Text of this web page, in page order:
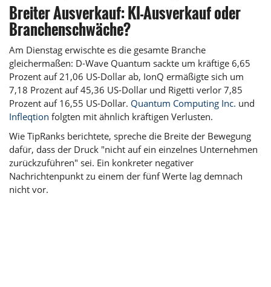
Breiter Ausverkauf: KI-Ausverkauf oder
Branchenschwäche?
Am Dienstag erwischte es die gesamte Branche
gleichermaßen: D-Wave Quantum sackte um kräftige 6,65
Prozent auf 21,06 US-Dollar ab, IonQ ermäßigte sich um
7,18 Prozent auf 45,36 US-Dollar und Rigetti verlor 7,85
Prozent auf 16,55 US-Dollar. Quantum Computing Inc. und
Infleqtion folgten mit ähnlich kräftigen Verlusten.
Wie TipRanks berichtete, spreche die Breite der Bewegung
dafür, dass der Druck "nicht auf ein einzelnes Unternehmen
zurückzuführen" sei. Ein konkreter negativer
Nachrichtenpunkt zu einem der fünf Werte lag demnach
nicht vor.